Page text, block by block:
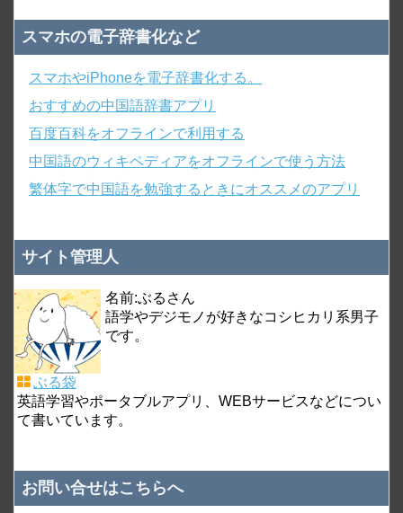
スマホの電子辞書化など
スマホやiPhoneを電子辞書化する。
おすすめの中国語辞書アプリ
百度百科をオフラインで利用する
中国語のウィキペディアをオフラインで使う方法
繁体字で中国語を勉強するときにオススメのアプリ
サイト管理人
名前:ぶるさん
語学やデジモノが好きなコシヒカリ系男子
です。
ぶる袋
英語学習やポータブルアプリ、WEBサービスなどについ
て書いています。
お問い合せはこちらへ